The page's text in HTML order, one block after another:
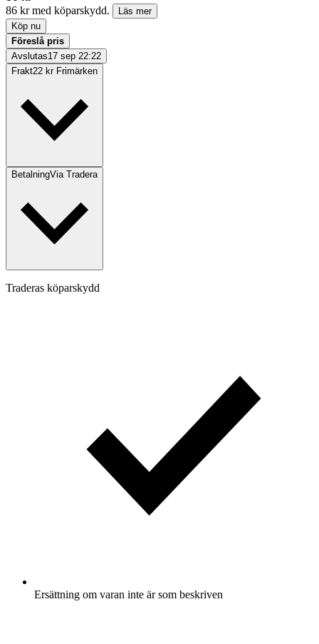
86 kr med köparskydd.
Läs mer
Köp nu
Föreslå pris
Avslutas17 sep 22:22
Frakt22 kr Frimärken
BetalningVia Tradera
Traderas köparskydd
Ersättning om varan inte är som beskriven